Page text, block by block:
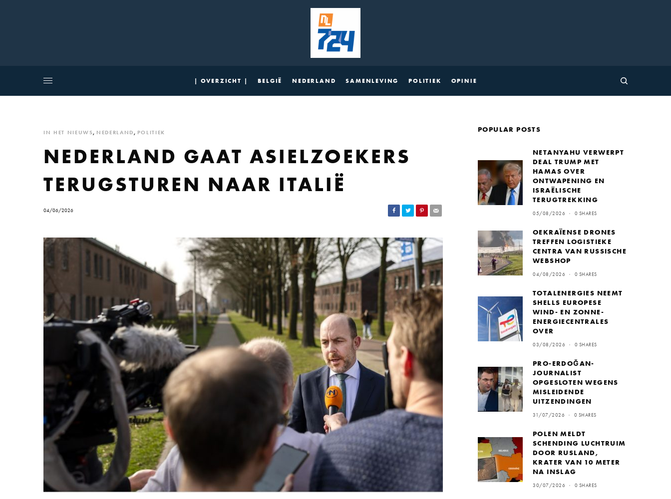
| OVERZICHT | BELGIË NEDERLAND SAMENLEVING POLITIEK OPINIE
IN HET NIEUWS, NEDERLAND , POLITIEK
NEDERLAND GAAT ASIELZOEKERS
TERUGSTUREN NAAR ITALIË
04/06/2026
POPULAR POSTS
NETANYAHU VERWERPT
DEAL TRUMP MET
HAMAS OVER
ONTWAPENING EN
ISRAËLISCHE
TERUGTREKKING
05/08/2026 0 SHARES
OEKRAÏENSE DRONES
TREFFEN LOGISTIEKE
CENTRA VAN RUSSISCHE
WEBSHOP
04/08/2026 0 SHARES
TOTALENERGIES NEEMT
SHELLS EUROPESE
WIND- EN ZONNE-
ENERGIECENTRALES
OVER
03/08/2026 0 SHARES
PRO-ERDOĞAN-
JOURNALIST
OPGESLOTEN WEGENS
MISLEIDENDE
UITZENDINGEN
31/07/2026 0 SHARES
POLEN MELDT
SCHENDING LUCHTRUIM
DOOR RUSLAND,
KRATER VAN 10 METER
NA INSLAG
30/07/2026 0 SHARES